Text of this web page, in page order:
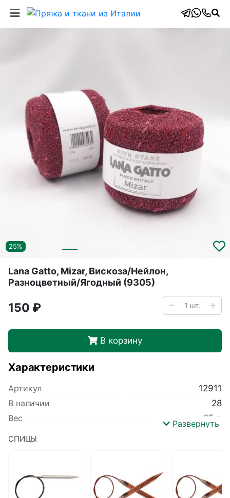
25%
Lana Gatto, Mizar, Вискоза/Нейлон,
Разноцветный/Ягодный (9305)
150 ₽
В корзину
Характеристики
Артикул
12911
В наличии
28
Вес
25 г.
Вид пряжи
С шишечками
Метраж
362 м/25 гр
Развернуть
СПИЦЫ